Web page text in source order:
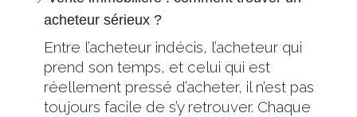
acheteur sérieux ?
Entre l’acheteur indécis, l’acheteur qui
prend son temps, et celui qui est
réellement pressé d’acheter, il n’est pas
toujours facile de s’y retrouver. Chaque